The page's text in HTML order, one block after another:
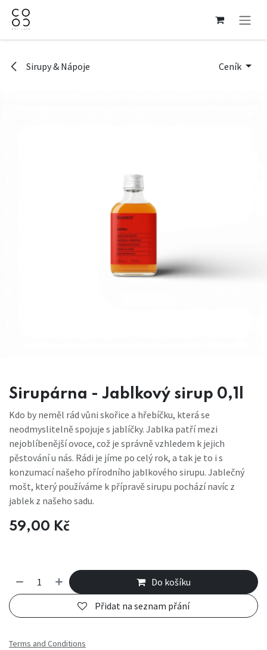
Přejít na obsah
Sirupy & Nápoje Ceník
Sirupárna - Jablkový sirup 0,1l
Kdo by neměl rád vůni skořice a hřebíčku, která se
neodmyslitelně spojuje s jablíčky. Jablka patří mezi
nejoblíbenější ovoce, což je správně vzhledem k jejich
pěstování u nás. Rádi je jíme po celý rok, a tak je to i s
konzumací našeho přírodního jablkového sirupu. Jablečný
mošt, který používáme k přípravě sirupu pochází navíc z
jablek z našeho sadu.
59,00 Kč
Do košíku
Přidat na seznam přání
Terms and Conditions